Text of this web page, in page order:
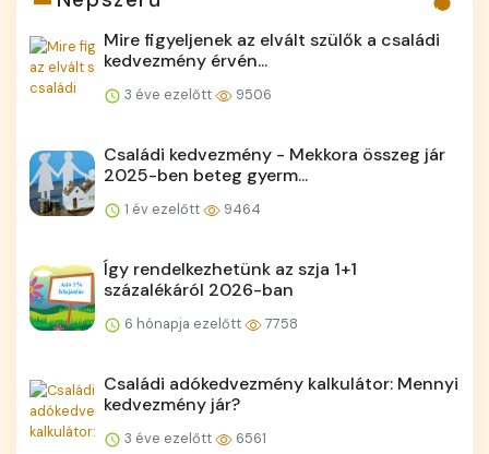
Mire figyeljenek az elvált szülők a családi
kedvezmény érvén...
3 éve ezelőtt 9506
Családi kedvezmény - Mekkora összeg jár
2025-ben beteg gyerm...
1 év ezelőtt 9464
Így rendelkezhetünk az szja 1+1
százalékáról 2026-ban
6 hónapja ezelőtt 7758
Családi adókedvezmény kalkulátor: Mennyi
kedvezmény jár?
3 éve ezelőtt 6561